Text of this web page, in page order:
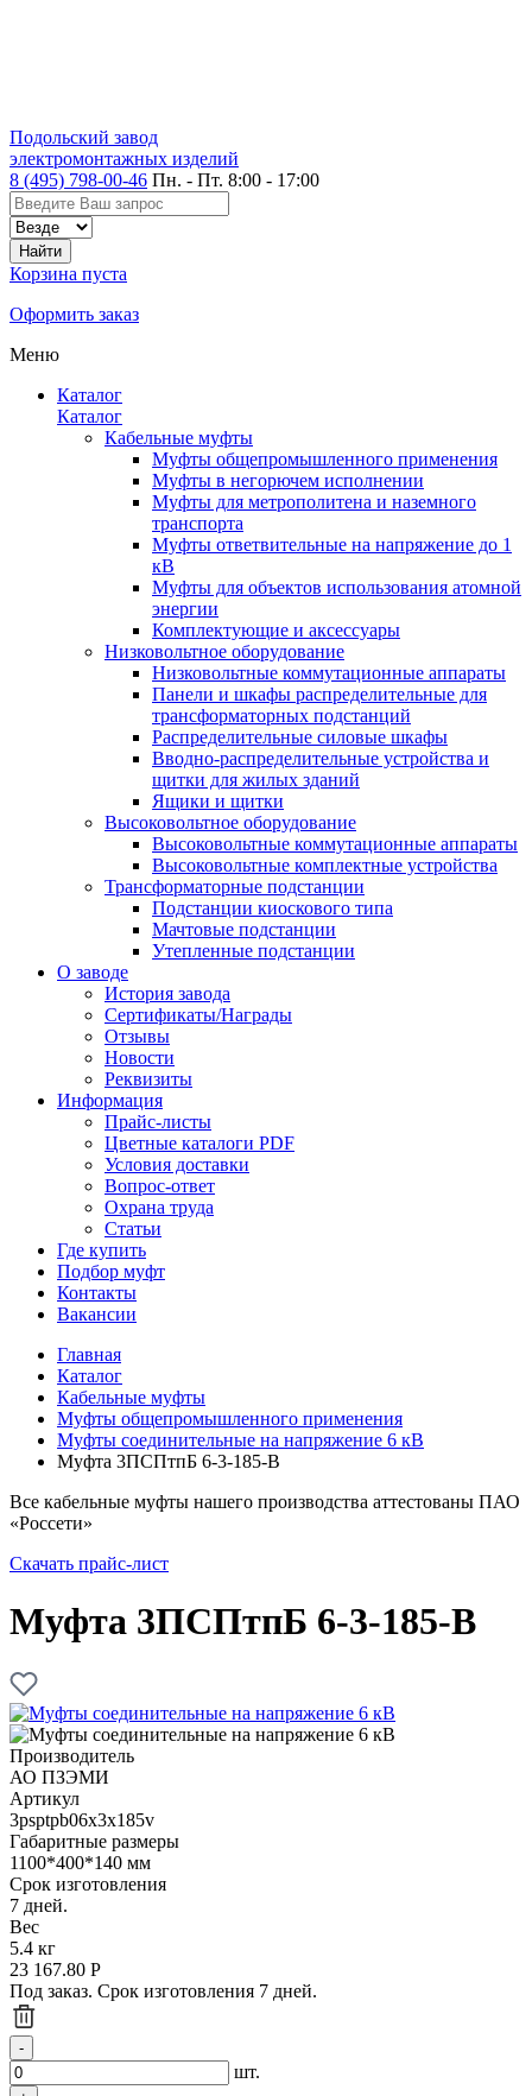
Подольский завод
электромонтажных изделий
8 (495) 798-00-46 Пн. - Пт. 8:00 - 17:00
Корзина пуста
Оформить заказ
Меню
Каталог
Каталог
Кабельные муфты
Муфты общепромышленного применения
Муфты в негорючем исполнении
Муфты для метрополитена и наземного
транспорта
Муфты ответвительные на напряжение до 1
кВ
Муфты для объектов использования атомной
энергии
Комплектующие и аксессуары
Низковольтное оборудование
Низковольтные коммутационные аппараты
Панели и шкафы распределительные для
трансформаторных подстанций
Распределительные силовые шкафы
Вводно-распределительные устройства и
щитки для жилых зданий
Ящики и щитки
Высоковольтное оборудование
Высоковольтные коммутационные аппараты
Высоковольтные комплектные устройства
Трансформаторные подстанции
Подстанции киоскового типа
Мачтовые подстанции
Утепленные подстанции
О заводе
История завода
Сертификаты/Награды
Отзывы
Новости
Реквизиты
Информация
Прайс-листы
Цветные каталоги PDF
Условия доставки
Вопрос-ответ
Охрана труда
Статьи
Где купить
Подбор муфт
Контакты
Вакансии
Главная
Каталог
Кабельные муфты
Муфты общепромышленного применения
Муфты соединительные на напряжение 6 кВ
Муфта 3ПСПтпБ 6-3-185-В
Все кабельные муфты нашего производства аттестованы ПАО
«Россети»
Скачать прайс-лист
Муфта 3ПСПтпБ 6-3-185-В
Производитель
АО ПЗЭМИ
Артикул
3psptpb06x3x185v
Габаритные размеры
1100*400*140 мм
Срок изготовления
7 дней.
Вес
5.4 кг
23 167.80 Р
Под заказ. Срок изготовления 7 дней.
шт.